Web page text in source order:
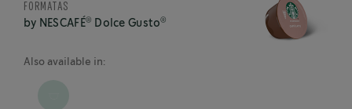
FORMATAS
by NESCAFÉ® Dolce Gusto®
Also available in: